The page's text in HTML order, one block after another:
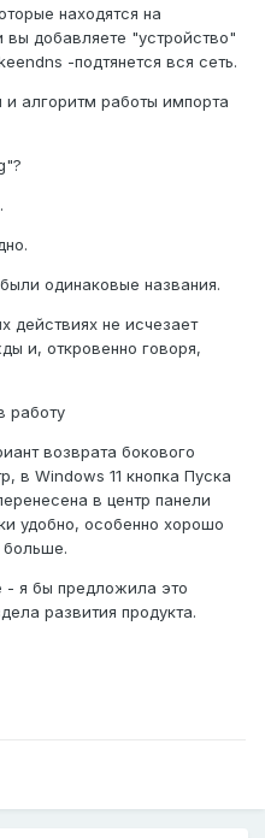
вариант возврата
в центр, в Windows 11
была перенесена
на мониторах 32" и
находятся на
добавляете "устройство"
-подтянется вся сеть.
алгоритм работы импорта
одинаковые названия.
действиях не исчезает
и, откровенно говоря,
работу
возврата бокового
в Windows 11 кнопка Пуска
в центр панели
удобно, особенно хорошо
больше.
- я бы предложила это
развития продукта.